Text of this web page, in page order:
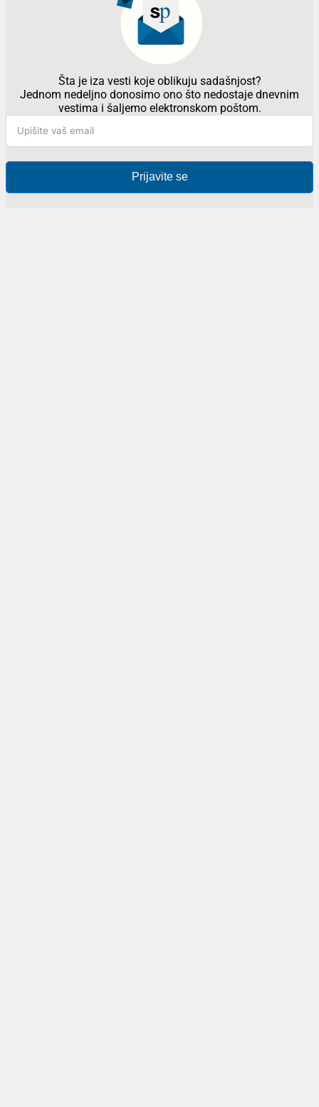
Šta je iza vesti koje oblikuju sadašnjost?
Jednom nedeljno donosimo ono što nedostaje dnevnim
vestima i šaljemo elektronskom poštom.
Prijavite se